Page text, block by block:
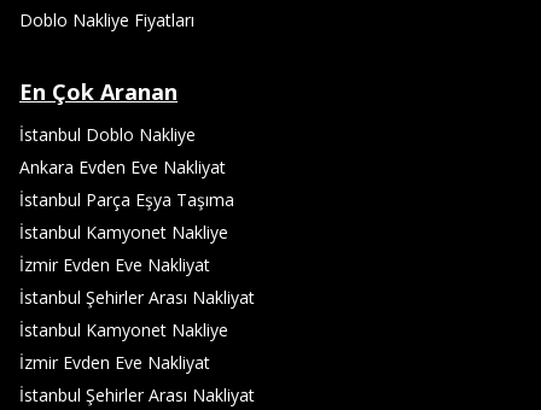
Doblo Nakliye Fiyatları
En Çok Aranan
İstanbul Doblo Nakliye
Ankara Evden Eve Nakliyat
İstanbul Parça Eşya Taşıma
İstanbul Kamyonet Nakliye
İzmir Evden Eve Nakliyat
İstanbul Şehirler Arası Nakliyat
İstanbul Kamyonet Nakliye
İzmir Evden Eve Nakliyat
İstanbul Şehirler Arası Nakliyat